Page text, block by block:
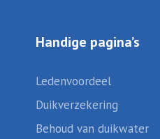
Handige pagina’s
Ledenvoordeel
Duikverzekering
Behoud van duikwater